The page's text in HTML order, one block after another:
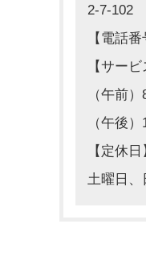
2-7-102
【電話
【サー
（午前
（午後
【定休日
土曜日、